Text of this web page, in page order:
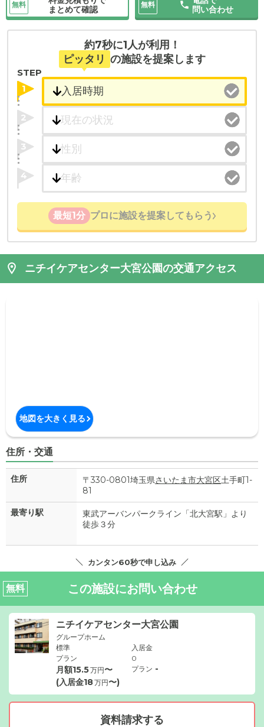
無料
まとめて確認
無料
問い合わせ
約7秒に1人が利用！
ピッタリ の施設を提案します
STEP
1
2
3
4
最短1分 プロに施設を提案してもらう
ニチイケアセンター大宮公園の交通アクセス
地図を大きく見る
住所・交通
住所 〒330-0801埼玉県さいたま市大宮区土手町1-
81
最寄り駅
東武アーバンパークライン「北大宮駅」より
徒歩３分
カンタン60秒で申し込み
無料 この施設にお問い合わせ
ニチイケアセンター大宮公園
グループホーム
標準
プラン
月額15.5万円〜
(入居金18万円〜)
入居金
0
プラン -
資料請求する